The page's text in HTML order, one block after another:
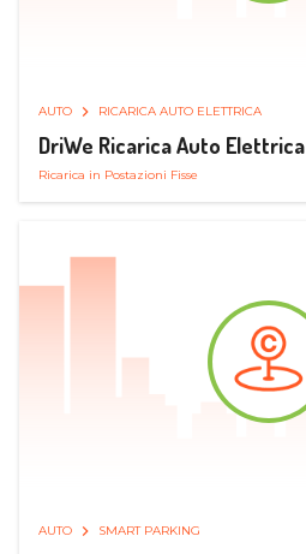
AUTO RICARICA AUTO ELETTRICA
DriWe Ricarica Auto Elettrica
Ricarica in Postazioni Fisse
AUTO SMART PARKING